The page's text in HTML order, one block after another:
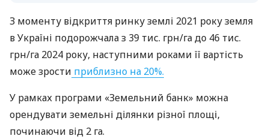
З моменту відкриття ринку землі 2021 року земля
в Україні подорожчала з 39 тис. грн/га до 46 тис.
грн/га 2024 року, наступними роками її вартість
може зрости приблизно на 20%.
У рамках програми «Земельний банк» можна
орендувати земельні ділянки різної площі,
починаючи від 2 га.